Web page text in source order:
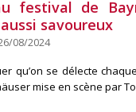
festival de
savoureux
08/2024
qu’on se délecte
mise en scène par